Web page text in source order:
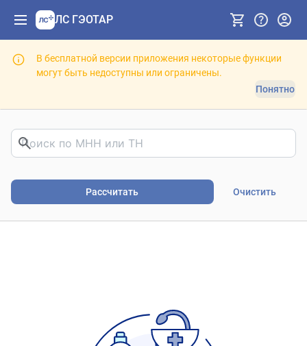
ЛС ГЭОТАР
В бесплатной версии приложения некоторые функции
могут быть недоступны или ограничены.
Понятно
Рассчитать Очистить
Риски фармакотерапии.